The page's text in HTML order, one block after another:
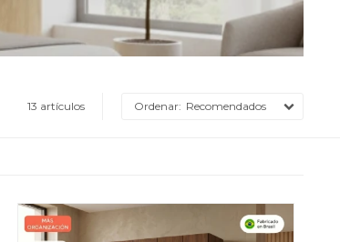
13 artículos Recomendados